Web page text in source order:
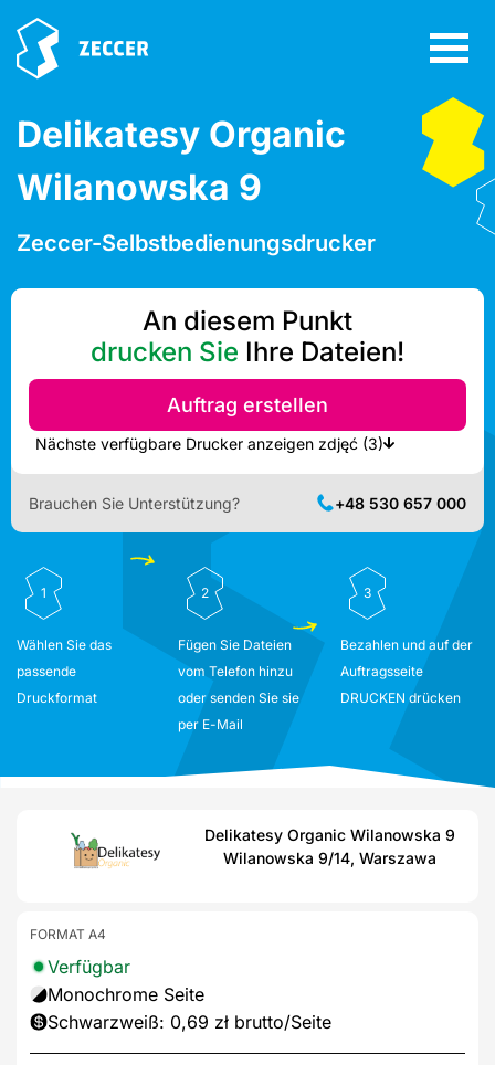
Delikatesy Organic
Wilanowska 9
Zeccer-Selbstbedienungsdrucker
An diesem Punkt
drucken Sie Ihre Dateien!
Auftrag erstellen
Nächste verfügbare Drucker anzeigen zdjęć (3)
Brauchen Sie Unterstützung? +48 530 657 000
1
Wählen Sie das
passende
Druckformat
2
Fügen Sie Dateien
vom Telefon hinzu
oder senden Sie sie
per E-Mail
3
Bezahlen und auf der
Auftragsseite
DRUCKEN drücken
Delikatesy Organic Wilanowska 9
Wilanowska 9/14, Warszawa
FORMAT A4
Verfügbar
Monochrome Seite
Schwarzweiß: 0,69 zł brutto/Seite